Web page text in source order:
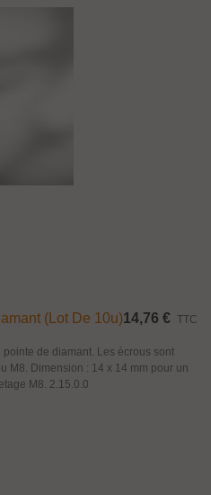
(lot De 10u)14,76 € TTC
de diamant. Les écrous sont
M8. Dimension : 14 x 14 mm pour un
M8. 2.15.0.0